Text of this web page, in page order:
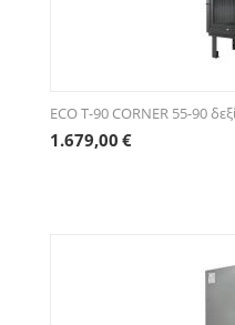
ECO Τ-90 CORNER 55-90
1.679,00 €